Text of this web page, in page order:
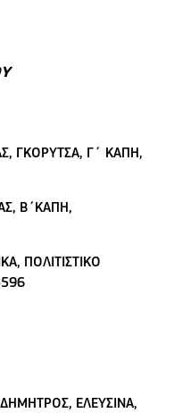
ΓΚΟΡΥΤΣΑ, Γ΄ ΚΑΠΗ,
Β΄ΚΑΠΗ,
ΠΟΛΙΤΙΣΤΙΚΟ
ΕΛΕΥΣΙΝΑ,